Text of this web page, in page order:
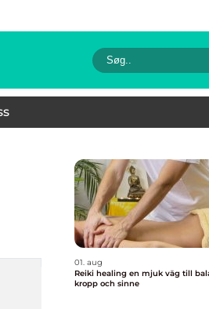
01. aug
Reiki healing en mjuk väg till balans i
kropp och sinne